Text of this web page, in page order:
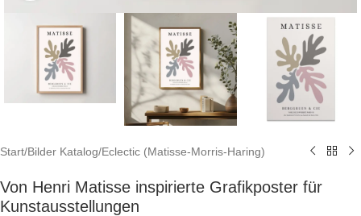
Start/Bilder Katalog/Eclectic (Matisse-Morris-Haring)
Von Henri Matisse inspirierte Grafikposter für
Kunstausstellungen